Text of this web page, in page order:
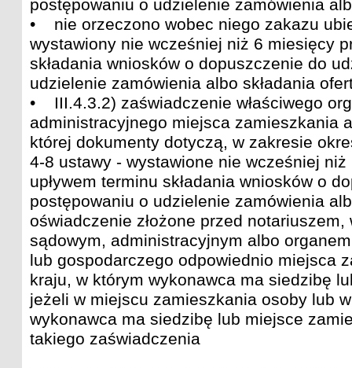
postępowaniu o udzielenie zamówienia
• nie orzeczono wobec niego zakazu
wystawiony nie wcześniej niż 6 miesięcy
składania wniosków o dopuszczenie do
udzielenie zamówienia albo składania
• III.4.3.2) zaświadczenie właściwego
administracyjnego miejsca zamieszkania
której dokumenty dotyczą, w zakresie
4-8 ustawy - wystawione nie wcześniej
upływem terminu składania wniosków o
postępowaniu o udzielenie zamówienia
oświadczenie złożone przed notariuszem,
sądowym, administracyjnym albo
lub gospodarczego odpowiednio miejsca
kraju, w którym wykonawca ma siedzibę
jeżeli w miejscu zamieszkania osoby lub
wykonawca ma siedzibę lub miejsce
takiego zaświadczenia